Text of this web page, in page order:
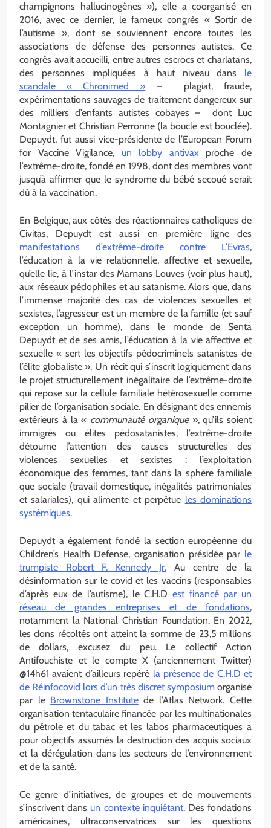
champignons hallucinogènes »), elle a coorganisé en
2016, avec ce dernier, le fameux congrès « Sortir de
l’autisme », dont se souviennent encore toutes les
associations de défense des personnes autistes. Ce
congrès avait accueilli, entre autres escrocs et charlatans,
des personnes impliquées à haut niveau dans le
scandale « Chronimed » – plagiat, fraude,
expérimentations sauvages de traitement dangereux sur
des milliers d’enfants autistes cobayes – dont Luc
Montagnier et Christian Perronne (la boucle est bouclée).
Depuydt, fut aussi vice-présidente de l’European Forum
for Vaccine Vigilance, un lobby antivax proche de
l’extrême-droite, fondé en 1998, dont des membres vont
jusqu’à affirmer que le syndrome du bébé secoué serait
dû à la vaccination.
En Belgique, aux côtés des réactionnaires catholiques de
Civitas, Depuydt est aussi en première ligne des
manifestations d’extrême-droite contre L’Evras,
l’éducation à la vie relationnelle, affective et sexuelle,
qu’elle lie, à l’instar des Mamans Louves (voir plus haut),
aux réseaux pédophiles et au satanisme. Alors que, dans
l’immense majorité des cas de violences sexuelles et
sexistes, l’agresseur est un membre de la famille (et sauf
exception un homme), dans le monde de Senta
Depuydt et de ses amis, l’éducation à la vie affective et
sexuelle « sert les objectifs pédocriminels satanistes de
l’élite globaliste ». Un récit qui s’inscrit logiquement dans
le projet structurellement inégalitaire de l’extrême-droite
qui repose sur la cellule familiale hétérosexuelle comme
pilier de l’organisation sociale. En désignant des ennemis
extérieurs à la « communauté organique », qu’ils soient
immigrés ou élites pédosatanistes, l’extrême-droite
détourne l’attention des causes structurelles des
violences sexuelles et sexistes : l’exploitation
économique des femmes, tant dans la sphère familiale
que sociale (travail domestique, inégalités patrimoniales
et salariales), qui alimente et perpétue les dominations
systémiques.
Depuydt a également fondé la section européenne du
Children’s Health Defense, organisation présidée par le
trumpiste Robert F. Kennedy Jr. Au centre de la
désinformation sur le covid et les vaccins (responsables
d’après eux de l’autisme), le C.H.D est financé par un
réseau de grandes entreprises et de fondations,
notamment la National Christian Foundation. En 2022,
les dons récoltés ont atteint la somme de 23,5 millions
de dollars, excusez du peu. Le collectif Action
Antifouchiste et le compte X (anciennement Twitter)
@14h61 avaient d’ailleurs repéré la présence de C.H.D et
de Réinfocovid lors d’un très discret symposiumorganisé
par le Brownstone Institutede l’Atlas Network. Cette
organisation tentaculaire financée par les multinationales
du pétrole et du tabac et les labos pharmaceutiques a
pour objectifs assumés la destruction des acquis sociaux
et la dérégulation dans les secteurs de l’environnement
et de la santé.
Ce genre d’initiatives, de groupes et de mouvements
s’inscrivent dans un contexte inquiétant. Des fondations
américaines, ultraconservatrices sur les questions